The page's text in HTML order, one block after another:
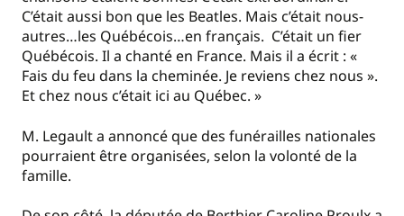
C’était aussi bon que les Beatles. Mais c’était nous-
autres…les Québécois…en français. C’était un fier
Québécois. Il a chanté en France. Mais il a écrit : «
Fais du feu dans la cheminée. Je reviens chez nous ».
Et chez nous c’était ici au Québec. »
M. Legault a annoncé que des funérailles nationales
pourraient être organisées, selon la volonté de la
famille.